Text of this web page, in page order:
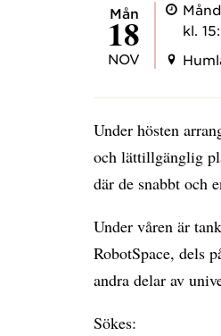
mån
18
NOV
kl.
Under hösten
och lättillgänglig
där de snabbt och
Under våren är
RobotSpace, dels
andra delar av
Sökes: